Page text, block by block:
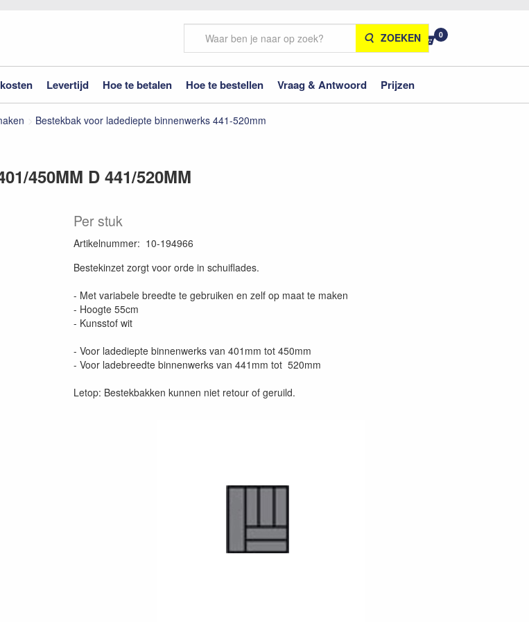
ZOEKEN 0
Levertijd Hoe te betalen Hoe te bestellen Vraag & Antwoord Prijzen
Bestekbak voor ladediepte binnenwerks 441-520mm
450MM D 441/520MM
Per stuk
Artikelnummer: 10-194966
Bestekinzet zorgt voor orde in schuiflades.
- Met variabele breedte te gebruiken en zelf op maat te maken
- Hoogte 55cm
- Kunsstof wit
- Voor ladediepte binnenwerks van 401mm tot 450mm
- Voor ladebreedte binnenwerks van 441mm tot 520mm
Letop: Bestekbakken kunnen niet retour of geruild.